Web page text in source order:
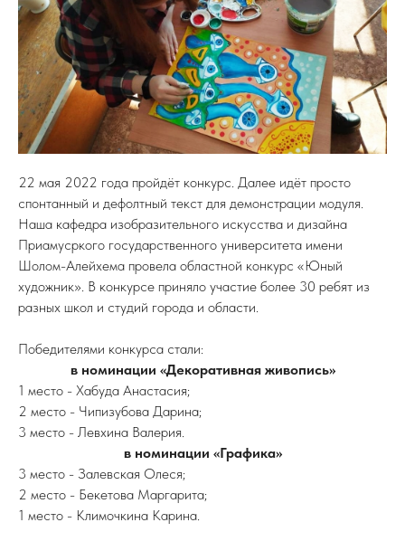
22 мая 2022 года пройдёт конкурс. Далее идёт просто
спонтанный и дефолтный текст для демонстрации модуля.
Наша кафедра изобразительного искусства и дизайна
Приамусркого государственного университета имени
Шолом-Алейхема провела областной конкурс «Юный
художник». В конкурсе приняло участие более 30 ребят из
разных школ и студий города и области.
Победителями конкурса стали:
в номинации «Декоративная живопись»
1 место - Хабуда Анастасия;
2 место - Чипизубова Дарина;
3 место - Левхина Валерия.
в номинации «Графика»
3 место - Залевская Олеся;
2 место - Бекетова Маргарита;
1 место - Климочкина Карина.